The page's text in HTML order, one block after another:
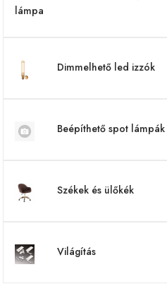
Dimmelhető led izzók
Beépíthető spot lámpák
Székek és ülőkék
Világítás